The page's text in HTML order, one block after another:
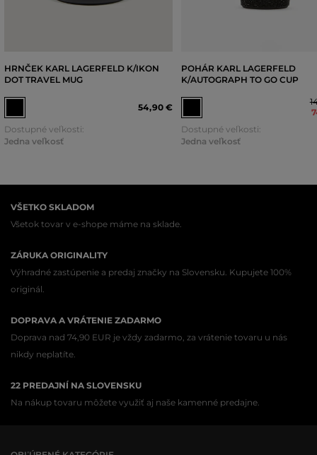
HRNČEK KARL LAGERFELD K/IKON
DOT TRAVEL MUG
54,90 €
Dostupné veľkosti:
Jedna veľkosť
POHÁR KARL LAGERFELD
K/AUTOGRAPH TO GO CUP
Dostupné veľkosti:
Jedna veľkosť
VŠETKO SKLADOM
Všetok tovar v e-shope máme na sklade.
ZÁRUKA ORIGINALITY
Výhradné zastúpenie a predaj značky na Slovensku. Kupujete 100%
originál.
DOPRAVA A VRÁTENIE ZADARMO
Doprava nad 74,90 EUR je vždy zadarmo, za vrátenie tovaru u nás
nikdy neplatíte.
22 PREDAJNÍ NA SLOVENSKU
Na nákup tovaru môžete využiť aj naše kamenné predajne.